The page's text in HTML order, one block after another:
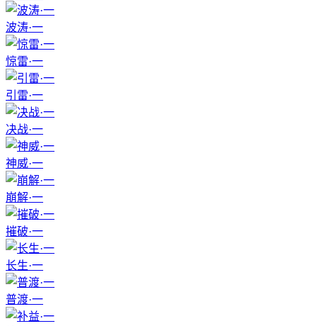
波涛·一
惊雷·一
引雷·一
决战·一
神威·一
崩解·一
摧破·一
长生·一
普渡·一